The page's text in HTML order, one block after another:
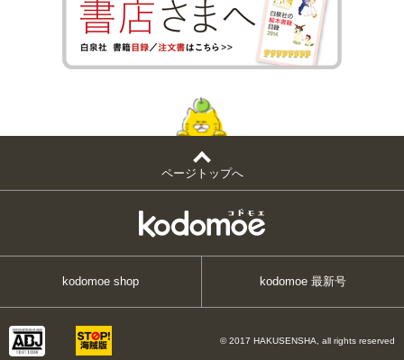
ページトップへ
kodomoe shop kodomoe 最新号
© 2017 HAKUSENSHA, all rights reserved